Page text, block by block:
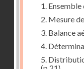
1.
2. Mesure
3. Balance
4.
5.